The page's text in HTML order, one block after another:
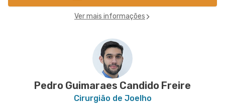
Ver mais informações
Pedro Guimaraes Candido Freire
Cirurgião de Joelho